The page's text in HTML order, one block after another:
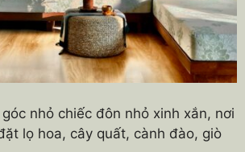
nhỏ chiếc đôn nhỏ xinh xắn, nơi
lọ hoa, cây quất, cành đào, giò